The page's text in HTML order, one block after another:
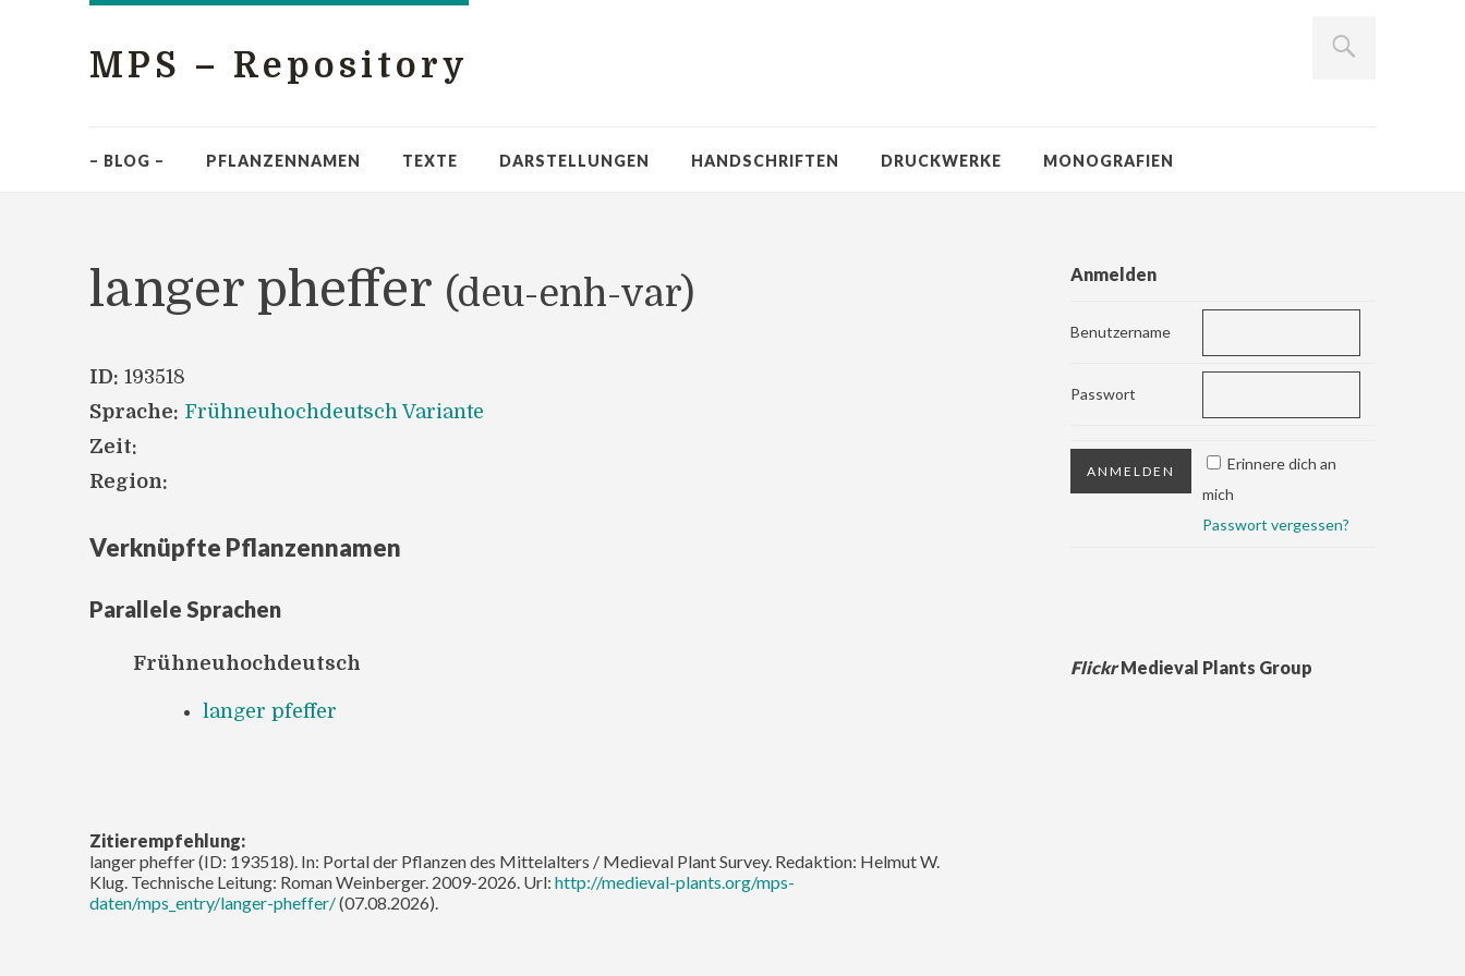
MPS – Repository
– BLOG – PFLANZENNAMEN TEXTE DARSTELLUNGEN HANDSCHRIFTEN DRUCKWERKE MONOGRAFIEN
langer pheffer (deu-enh-var)
ID: 193518
Sprache: Frühneuhochdeutsch Variante
Zeit:
Region:
Verknüpfte Pflanzennamen
Parallele Sprachen
Frühneuhochdeutsch
langer pfeffer
Zitierempfehlung:
langer pheffer (ID: 193518). In: Portal der Pflanzen des Mittelalters / Medieval Plant Survey. Redaktion: Helmut W.
Klug. Technische Leitung: Roman Weinberger. 2009-2026. Url: http://medieval-plants.org/mps-
daten/mps_entry/langer-pheffer/(07.08.2026).
Anmelden
Benutzername
Passwort
Erinnere dich an
mich
Passwort vergessen?
FlickrMedieval Plants Group